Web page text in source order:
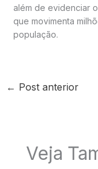
além de evidenciar
que movimenta
população.
← Post anterior
Veja